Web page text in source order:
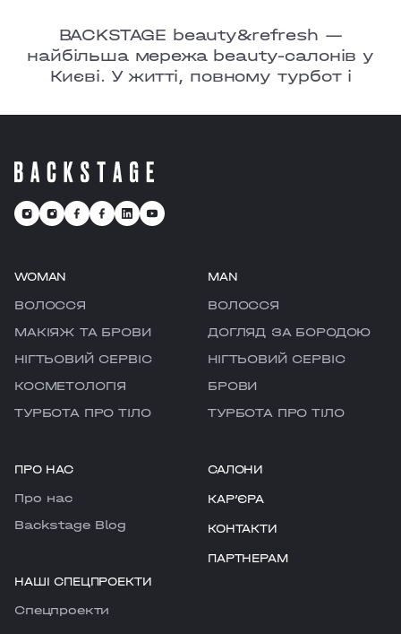
BACKSTAGE beauty&refresh —
найбільша мережа beauty-салонів у
Києві. У житті, повному турбот і
де є можливість перезавантажитися
WOMAN
ВОЛОССЯ
МАКІЯЖ ТА БРОВИ
НІГТЬОВИЙ СЕРВІС
КОСМЕТОЛОГІЯ
ТУРБОТА ПРО ТІЛО
MAN
ВОЛОССЯ
ДОГЛЯД ЗА БОРОДОЮ
НІГТЬОВИЙ СЕРВІС
БРОВИ
ТУРБОТА ПРО ТІЛО
ПРО НАС
Про нас
Backstage Blog
НАШІ СПЕЦПРОЕКТИ
Cпецпроекти
САЛОНИ
КАРʼЄРА
КОНТАКТИ
ПАРТНЕРАМ